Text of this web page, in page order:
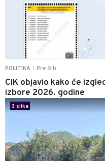
POLITIKA Pre 9 h
CIK objavio kako će
izbore 2026. godine
3 slika